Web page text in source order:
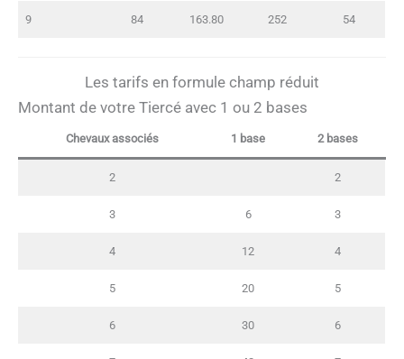
9 84 163.80 252 54
Les tarifs en formule champ réduit
Montant de votre Tiercé avec 1 ou 2 bases
Chevaux associés 1 base 2 bases
2 2
3 6 3
4 12 4
5 20 5
6 30 6